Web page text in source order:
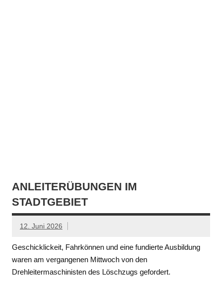
ANLEITERÜBUNGEN IM
STADTGEBIET
12. Juni 2026
Geschicklickeit, Fahrkönnen und eine fundierte Ausbildung
waren am vergangenen Mittwoch von den
Drehleitermaschinisten des Löschzugs gefordert.